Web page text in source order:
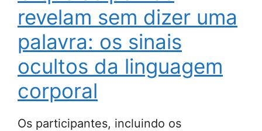
revelam sem dizer uma
palavra: os sinais
ocultos da linguagem
corporal
Os participantes, incluindo os